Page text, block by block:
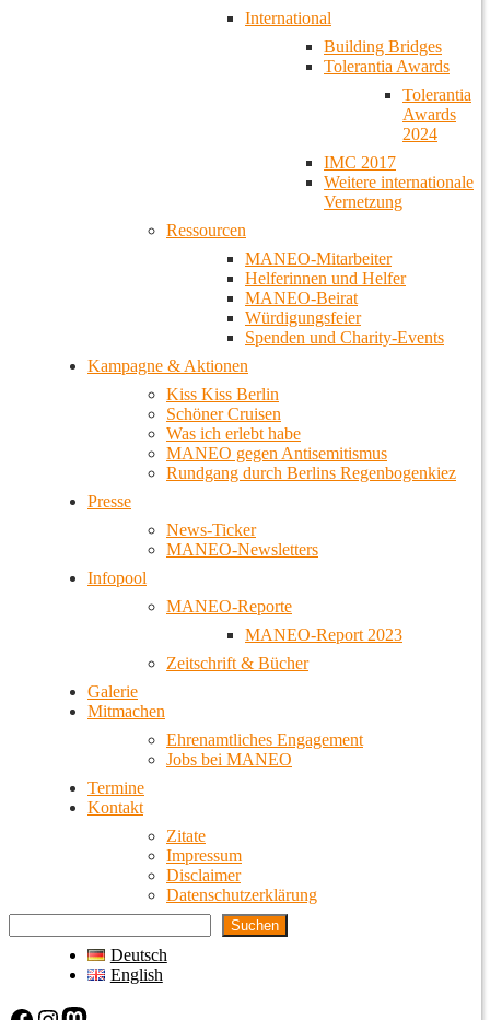
International
Building Bridges
Tolerantia Awards
Tolerantia
Awards
2024
IMC 2017
Weitere internationale
Vernetzung
Ressourcen
MANEO-Mitarbeiter
Helferinnen und Helfer
MANEO-Beirat
Würdigungsfeier
Spenden und Charity-Events
Kampagne & Aktionen
Kiss Kiss Berlin
Schöner Cruisen
Was ich erlebt habe
MANEO gegen Antisemitismus
Rundgang durch Berlins Regenbogenkiez
Presse
News-Ticker
MANEO-Newsletters
Infopool
MANEO-Reporte
MANEO-Report 2023
Zeitschrift & Bücher
Galerie
Mitmachen
Ehrenamtliches Engagement
Jobs bei MANEO
Termine
Kontakt
Zitate
Impressum
Disclaimer
Datenschutzerklärung
Suchen
Deutsch
English